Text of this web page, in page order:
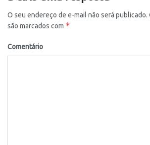
O seu endereço de e-mail não será publicado.
são marcados com *
Comentário